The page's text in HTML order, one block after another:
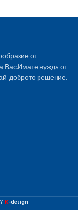
от
Вас.Имате нужда от
доброто решение.
K-design